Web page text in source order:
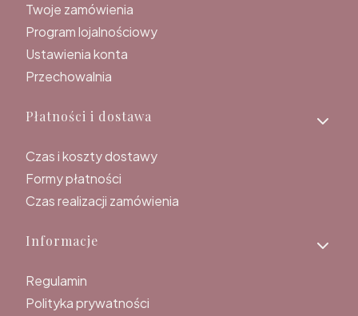
Twoje zamówienia
Program lojalnościowy
Ustawienia konta
Przechowalnia
Płatności i dostawa
Czas i koszty dostawy
Formy płatności
Czas realizacji zamówienia
Informacje
Regulamin
Polityka prywatności